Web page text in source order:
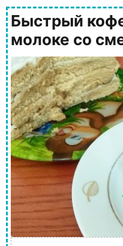
Быстрый
молоке со